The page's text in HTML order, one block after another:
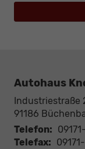
Autohaus
Industriestraße
91186
Telefon:
Telefax: